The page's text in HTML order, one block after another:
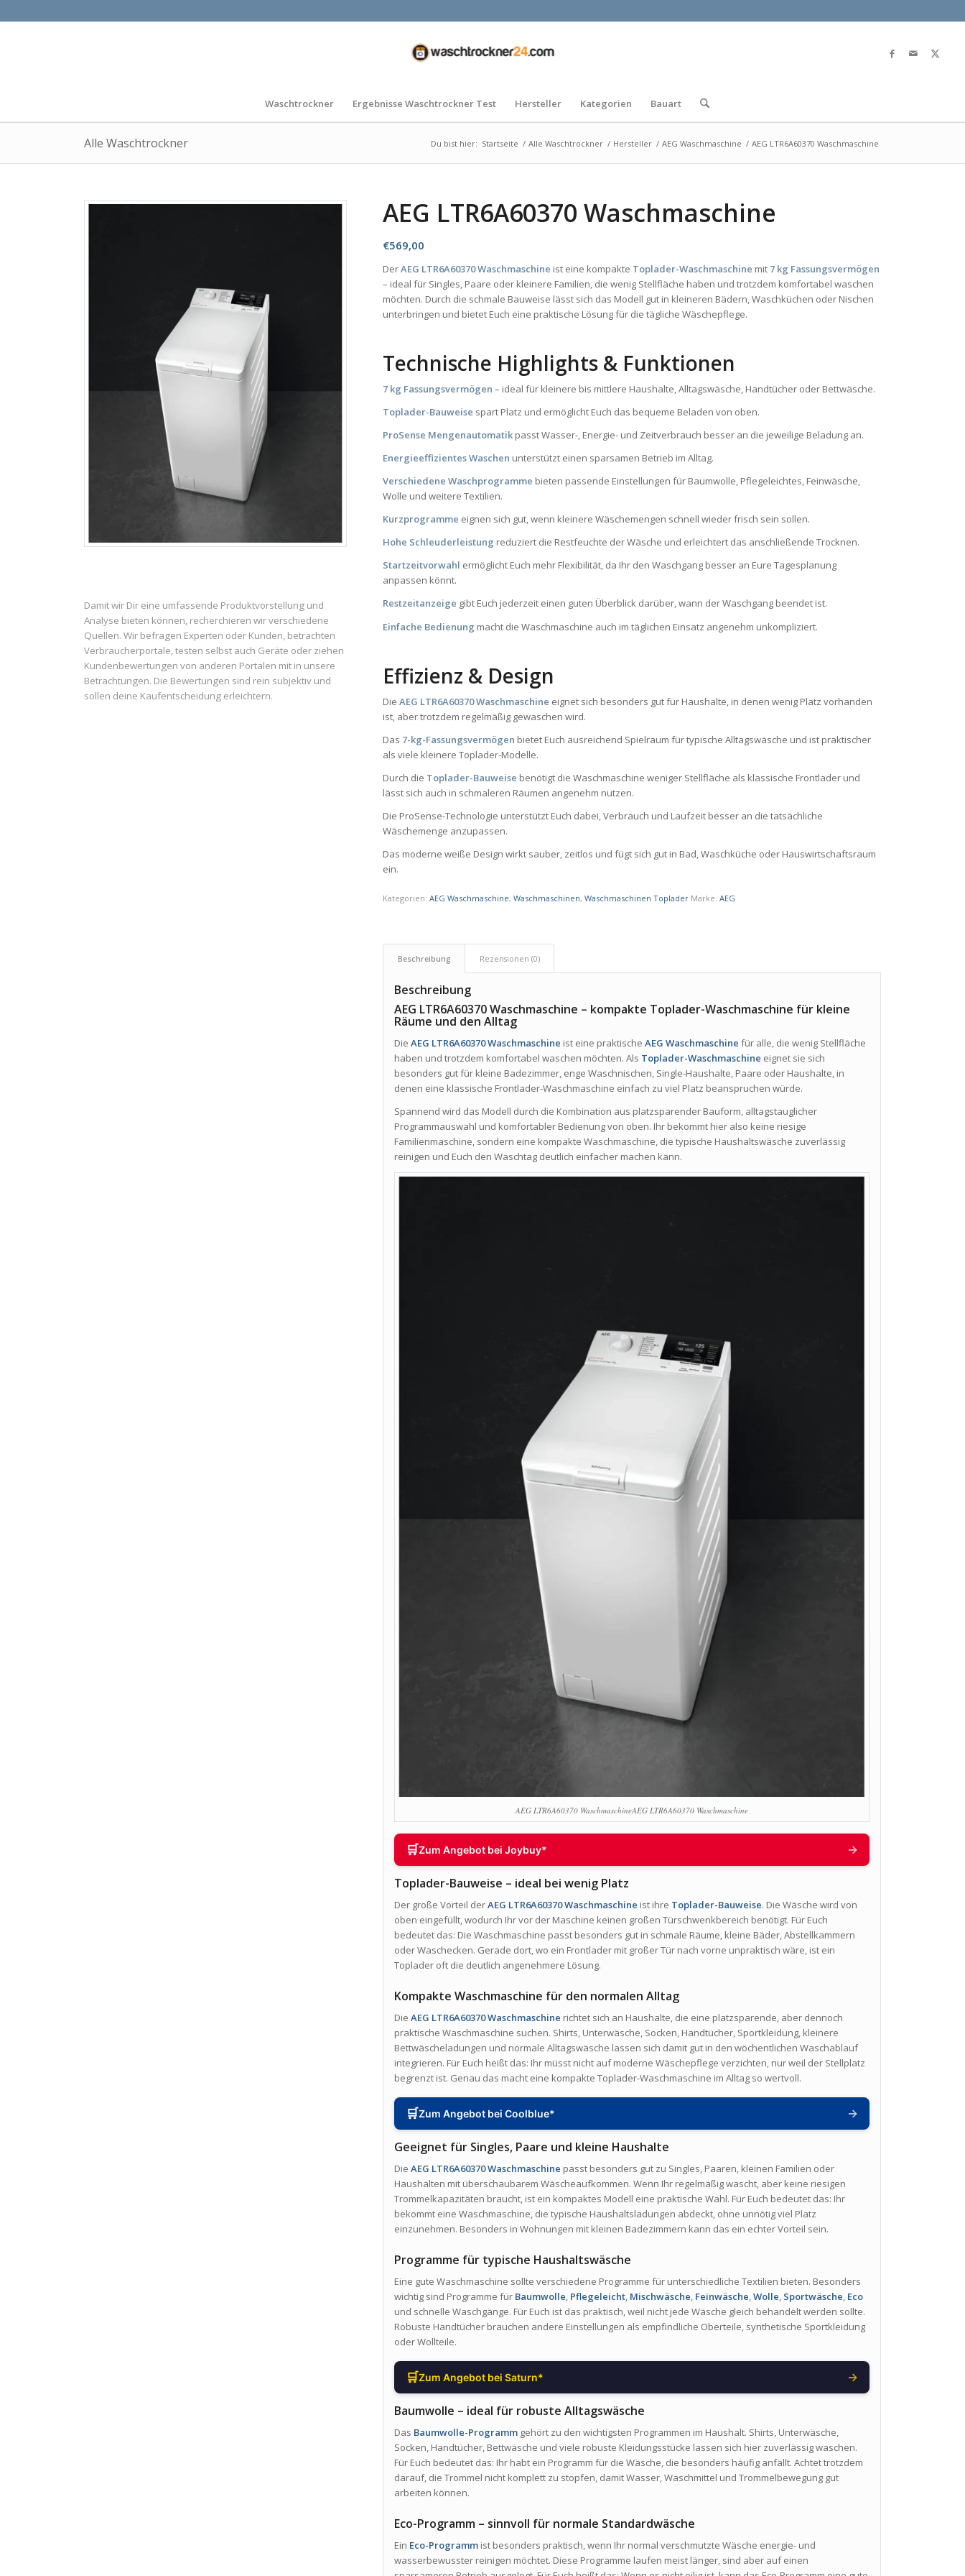
Waschtrockner Ergebnisse Waschtrockner Test Hersteller Kategorien Bauart
Alle Waschtrockner Du bist hier: Startseite / Alle Waschtrockner / Hersteller / AEG Waschmaschine / AEG LTR6A60370 Waschmaschine
Damit wir Dir eine umfassende Produktvorstellung und
Analyse bieten können, recherchieren wir verschiedene
Quellen. Wir befragen Experten oder Kunden, betrachten
Verbraucherportale, testen selbst auch Geräte oder ziehen
Kundenbewertungen von anderen Portalen mit in unsere
Betrachtungen. Die Bewertungen sind rein subjektiv und
sollen deine Kaufentscheidung erleichtern.
AEG LTR6A60370 Waschmaschine
€569,00
DerAEG LTR6A60370 Waschmaschine ist eine kompakte Toplader-Waschmaschine mit 7 kg Fassungsvermögen
– ideal für Singles, Paare oder kleinere Familien, die wenig Stellfläche haben und trotzdem komfortabel waschen
möchten. Durch die schmale Bauweise lässt sich das Modell gut in kleineren Bädern, Waschküchen oder Nischen
unterbringen und bietet Euch eine praktische Lösung für die tägliche Wäschepflege.
Technische Highlights & Funktionen
7 kg Fassungsvermögen – ideal für kleinere bis mittlere Haushalte, Alltagswäsche, Handtücher oder Bettwäsche.
Toplader-Bauweise spart Platz und ermöglicht Euch das bequeme Beladen von oben.
ProSense Mengenautomatik passt Wasser-, Energie- und Zeitverbrauch besser an die jeweilige Beladung an.
Energieeffizientes Waschen unterstützt einen sparsamen Betrieb im Alltag.
Verschiedene Waschprogramme bieten passende Einstellungen für Baumwolle, Pflegeleichtes, Feinwäsche,
Wolle und weitere Textilien.
Kurzprogramme eignen sich gut, wenn kleinere Wäschemengen schnell wieder frisch sein sollen.
Hohe Schleuderleistung reduziert die Restfeuchte der Wäsche und erleichtert das anschließende Trocknen.
Startzeitvorwahl ermöglicht Euch mehr Flexibilität, da Ihr den Waschgang besser an Eure Tagesplanung
anpassen könnt.
Restzeitanzeige gibt Euch jederzeit einen guten Überblick darüber, wann der Waschgang beendet ist.
Einfache Bedienung macht die Waschmaschine auch im täglichen Einsatz angenehm unkompliziert.
Effizienz & Design
DieAEG LTR6A60370 Waschmaschine eignet sich besonders gut für Haushalte, in denen wenig Platz vorhanden
ist, aber trotzdem regelmäßig gewaschen wird.
Das 7-kg-Fassungsvermögen bietet Euch ausreichend Spielraum für typische Alltagswäsche und ist praktischer
als viele kleinere Toplader-Modelle.
Durch die Toplader-Bauweise benötigt die Waschmaschine weniger Stellfläche als klassische Frontlader und
lässt sich auch in schmaleren Räumen angenehm nutzen.
Die ProSense-Technologie unterstützt Euch dabei, Verbrauch und Laufzeit besser an die tatsächliche
Wäschemenge anzupassen.
Das moderne weiße Design wirkt sauber, zeitlos und fügt sich gut in Bad, Waschküche oder Hauswirtschaftsraum
ein.
Kategorien:AEG Waschmaschine,Waschmaschinen,Waschmaschinen Toplader Marke:AEG
Beschreibung Rezensionen (0)
Beschreibung
AEG LTR6A60370 Waschmaschine – kompakte Toplader-Waschmaschine für kleine
Räume und den Alltag
DieAEG LTR6A60370 Waschmaschine ist eine praktischeAEG Waschmaschine für alle, die wenig Stellfläche
haben und trotzdem komfortabel waschen möchten. Als Toplader-Waschmaschine eignet sie sich
besonders gut für kleine Badezimmer, enge Waschnischen, Single-Haushalte, Paare oder Haushalte, in
denen eine klassische Frontlader-Waschmaschine einfach zu viel Platz beanspruchen würde.
Spannend wird das Modell durch die Kombination aus platzsparender Bauform, alltagstauglicher
Programmauswahl und komfortabler Bedienung von oben. Ihr bekommt hier also keine riesige
Familienmaschine, sondern eine kompakte Waschmaschine, die typische Haushaltswäsche zuverlässig
reinigen und Euch den Waschtag deutlich einfacher machen kann.
AEG LTR6A60370 WaschmaschineAEG LTR6A60370 Waschmaschine
🛒Zum Angebot bei Joybuy* →
Toplader-Bauweise – ideal bei wenig Platz
Der große Vorteil derAEG LTR6A60370 Waschmaschine ist ihre Toplader-Bauweise. Die Wäsche wird von
oben eingefüllt, wodurch Ihr vor der Maschine keinen großen Türschwenkbereich benötigt. Für Euch
bedeutet das: Die Waschmaschine passt besonders gut in schmale Räume, kleine Bäder, Abstellkammern
oder Waschecken. Gerade dort, wo ein Frontlader mit großer Tür nach vorne unpraktisch wäre, ist ein
Toplader oft die deutlich angenehmere Lösung.
Kompakte Waschmaschine für den normalen Alltag
DieAEG LTR6A60370 Waschmaschine richtet sich an Haushalte, die eine platzsparende, aber dennoch
praktische Waschmaschine suchen. Shirts, Unterwäsche, Socken, Handtücher, Sportkleidung, kleinere
Bettwäscheladungen und normale Alltagswäsche lassen sich damit gut in den wöchentlichen Waschablauf
integrieren. Für Euch heißt das: Ihr müsst nicht auf moderne Wäschepflege verzichten, nur weil der Stellplatz
begrenzt ist. Genau das macht eine kompakte Toplader-Waschmaschine im Alltag so wertvoll.
🛒Zum Angebot bei Coolblue* →
Geeignet für Singles, Paare und kleine Haushalte
DieAEG LTR6A60370 Waschmaschine passt besonders gut zu Singles, Paaren, kleinen Familien oder
Haushalten mit überschaubarem Wäscheaufkommen. Wenn Ihr regelmäßig wascht, aber keine riesigen
Trommelkapazitäten braucht, ist ein kompaktes Modell eine praktische Wahl. Für Euch bedeutet das: Ihr
bekommt eine Waschmaschine, die typische Haushaltsladungen abdeckt, ohne unnötig viel Platz
einzunehmen. Besonders in Wohnungen mit kleinen Badezimmern kann das ein echter Vorteil sein.
Programme für typische Haushaltswäsche
Eine gute Waschmaschine sollte verschiedene Programme für unterschiedliche Textilien bieten. Besonders
wichtig sind Programme für Baumwolle, Pflegeleicht, Mischwäsche, Feinwäsche,Wolle, Sportwäsche, Eco
und schnelle Waschgänge. Für Euch ist das praktisch, weil nicht jede Wäsche gleich behandelt werden sollte.
Robuste Handtücher brauchen andere Einstellungen als empfindliche Oberteile, synthetische Sportkleidung
oder Wollteile.
🛒Zum Angebot bei Saturn* →
Baumwolle – ideal für robuste Alltagswäsche
Das Baumwolle-Programm gehört zu den wichtigsten Programmen im Haushalt. Shirts, Unterwäsche,
Socken, Handtücher, Bettwäsche und viele robuste Kleidungsstücke lassen sich hier zuverlässig waschen.
Für Euch bedeutet das: Ihr habt ein Programm für die Wäsche, die besonders häufig anfällt. Achtet trotzdem
darauf, die Trommel nicht komplett zu stopfen, damit Wasser, Waschmittel und Trommelbewegung gut
arbeiten können.
Eco-Programm – sinnvoll für normale Standardwäsche
Ein Eco-Programm ist besonders praktisch, wenn Ihr normal verschmutzte Wäsche energie- und
wasserbewusster reinigen möchtet. Diese Programme laufen meist länger, sind aber auf einen